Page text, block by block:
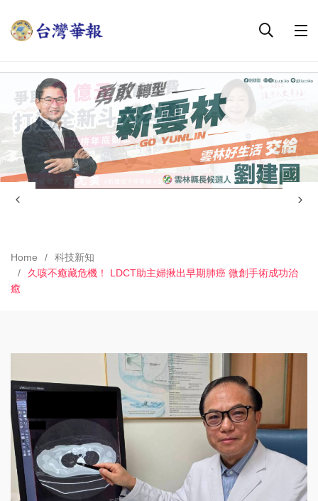
Home
科技新知
久咳不癒藏危機！ LDCT助主婦揪出早期肺癌 微創手術成功治
癒